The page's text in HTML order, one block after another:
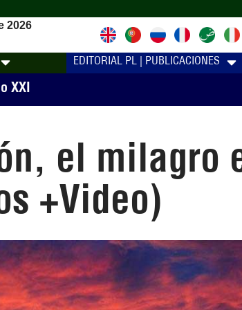
2026
EDITORIAL PL | PUBLICACIONES
XXI
el milagro
+Video)